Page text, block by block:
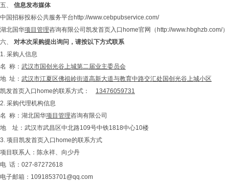
五、 信息发布媒体
中国招标投标公共服务平台http://www.cebpubservice.com/
湖北国华项目管理咨询有限公司凯发首页入口home官网（http://www.hbghzb.com/）
六、 对本次采购提出询问，请按以下方式联系
1. 采购人信息
名 称： 武汉市国创光谷上城第二届业主委员会
地 址： 武汉市江夏区佛祖岭街道高新大道与教育中路交汇处 国创光谷上城小区
凯发首页入口home的联系方式： 13476059731
2. 采购代理机构信息
名 称：湖北国华项目管理咨询有限公司
地 址：武汉市武昌区中北路109号中铁1818中心10楼
3. 项目凯发首页入口home的联系方式
项目联系人：陈永祥、向少丹
电 话：027-87272618
电子邮箱： 1091853701@qq.com